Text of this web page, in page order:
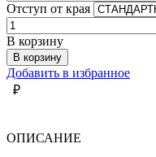
Отступ от края
Количество
товара
СИНЯЯ
ДВЕРЬ
В корзину
В корзину
Добавить в избранное
₽
ОПИСАНИЕ